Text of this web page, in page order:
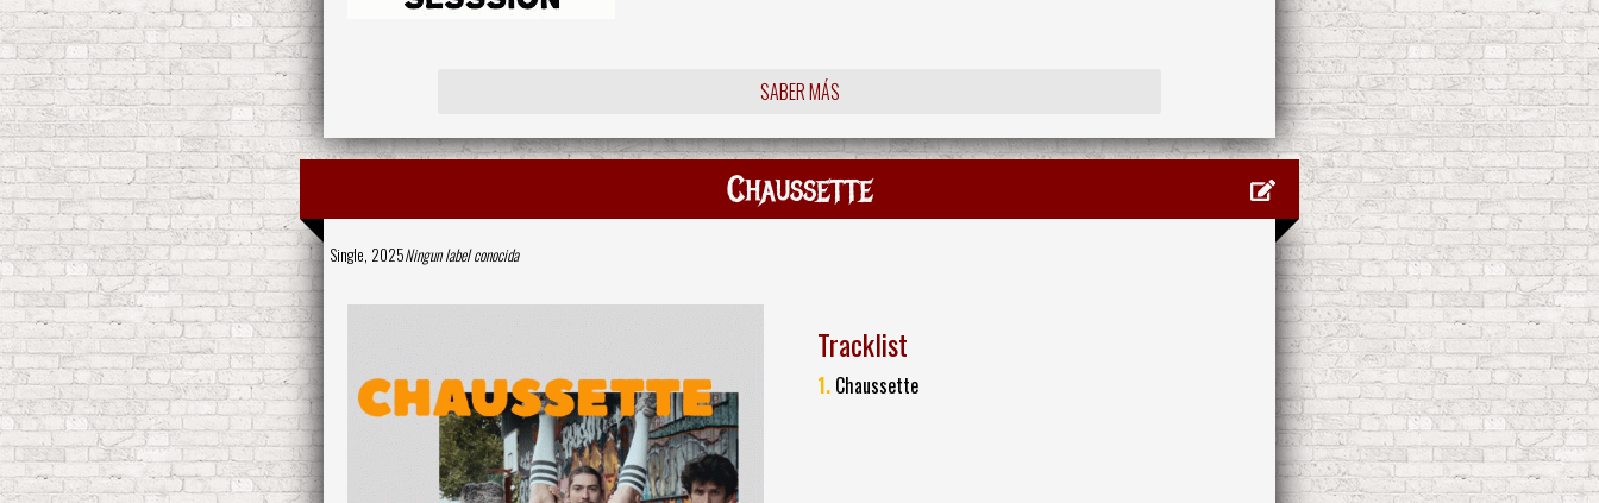
SABER MÁS
Chaussette
Single, 2025Ningun label conocida
Tracklist
1. Chaussette